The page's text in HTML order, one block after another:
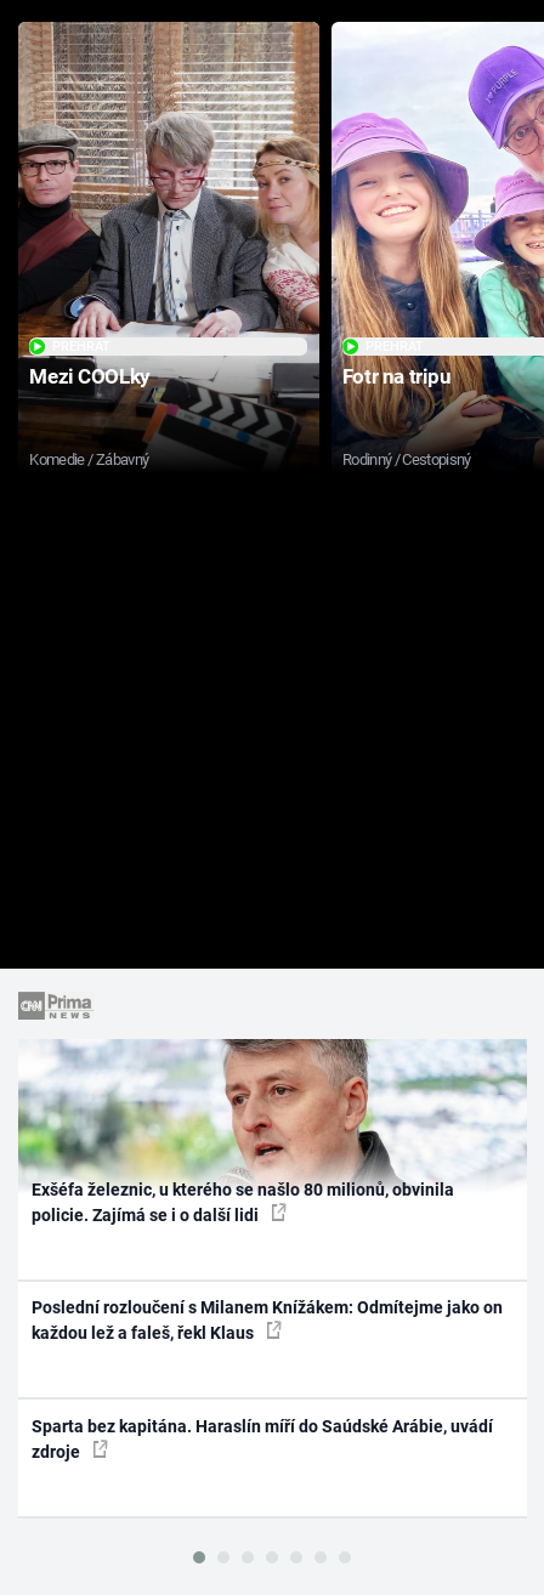
Mezi COOLky
Komedie / Zábavný
Fotr na tripu
Rodinný / Cestopisný
Exšéfa železnic, u kterého se našlo 80 milionů, obvinila
policie. Zajímá se i o další lidi
Poslední rozloučení s Milanem Knížákem: Odmítejme jako on
každou lež a faleš, řekl Klaus
Sparta bez kapitána. Haraslín míří do Saúdské Arábie, uvádí
zdroje